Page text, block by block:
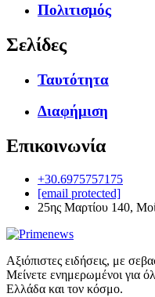
Πολιτισμός
Σελίδες
Ταυτότητα
Διαφήμιση
Επικοινωνία
+30.6975757175
[email protected]
25ης Μαρτίου 140,
Αξιόπιστες ειδήσεις, με
Μείνετε ενημερωμένοι για
Ελλάδα και τον κόσμο.